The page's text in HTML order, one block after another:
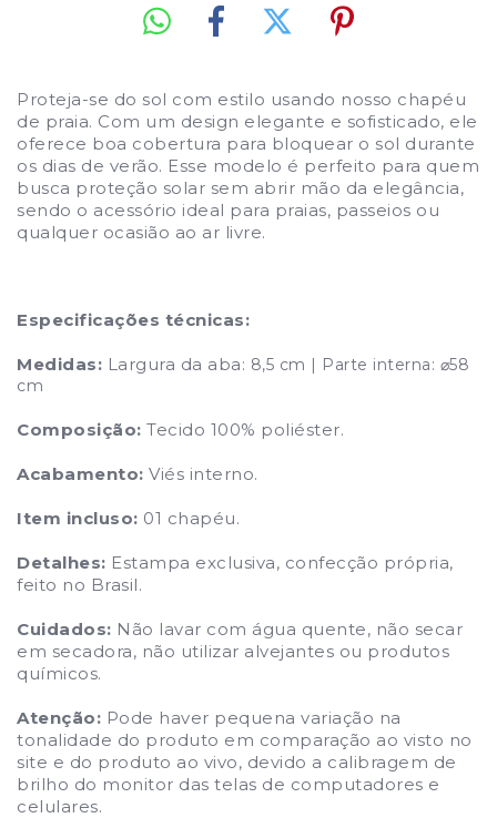
Proteja-se do sol com estilo usando nosso chapéu
de praia. Com um design elegante e sofisticado, ele
oferece boa cobertura para bloquear o sol durante
os dias de verão. Esse modelo é perfeito para quem
busca proteção solar sem abrir mão da elegância,
sendo o acessório ideal para praias, passeios ou
qualquer ocasião ao ar livre.
Especificações técnicas:
Medidas: Largura da aba: 8,5 cm | Parte interna: ⌀58
cm
Composição: Tecido 100% poliéster.
Acabamento: Viés interno.
Item incluso: 01 chapéu.
Detalhes: Estampa exclusiva, confecção própria,
feito no Brasil.
Cuidados: Não lavar com água quente, não secar
em secadora, não utilizar alvejantes ou produtos
químicos.
Atenção: Pode haver pequena variação na
tonalidade do produto em comparação ao visto no
site e do produto ao vivo, devido a calibragem de
brilho do monitor das telas de computadores e
celulares.